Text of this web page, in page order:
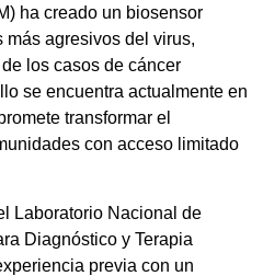
ha creado un biosensor
agresivos del virus,
los casos de cáncer
se encuentra actualmente en
transformar el
con acceso limitado
Laboratorio Nacional de
Diagnóstico y Terapia
previa con un